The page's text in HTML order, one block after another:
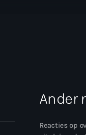
Ander
Reacties op